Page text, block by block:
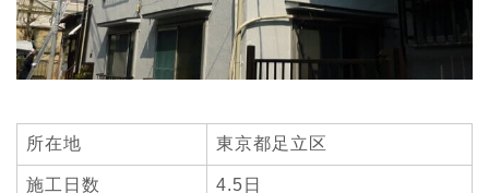
所在地 東京都足立区
施工日数 4.5日